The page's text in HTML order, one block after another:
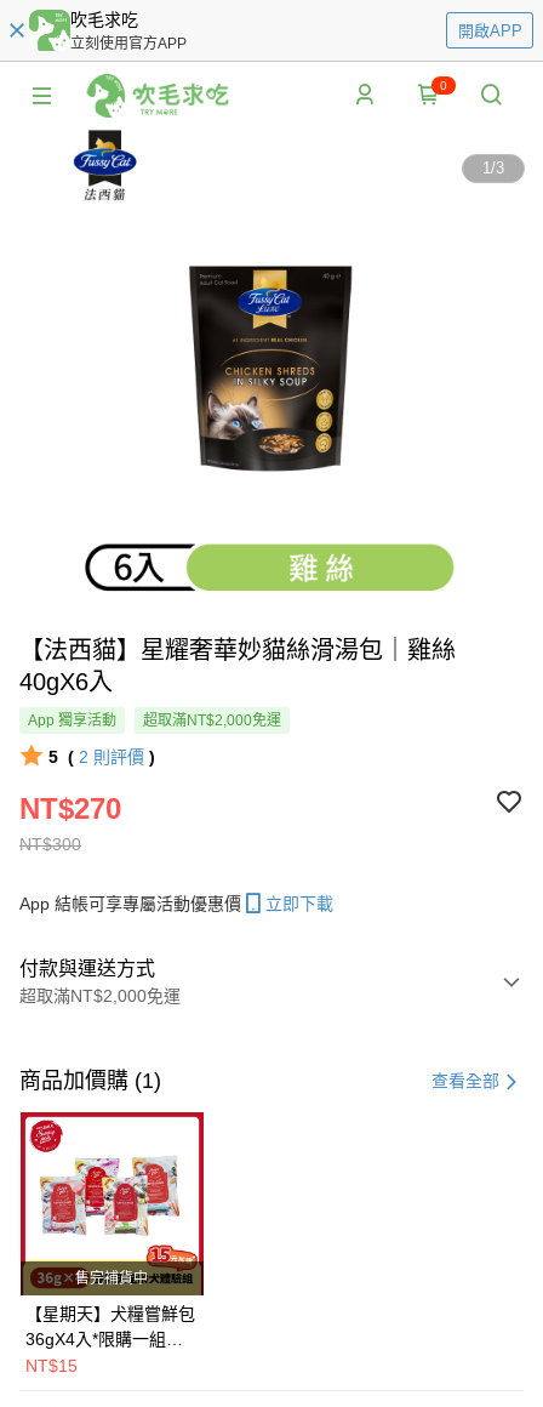
吹毛求吃
立刻使用官方APP
開啟APP
0
1/3
【法西貓】星耀奢華妙貓絲滑湯包｜雞絲
40gX6入
App 獨享活動 超取滿NT$2,000免運
5 ( 2 則評價 )
NT$300
NT$270
App 結帳可享專屬活動優惠價 立即下載
付款與運送方式
超取滿NT$2,000免運
信用卡一次付款
超商取貨付款
LINE Pay
Apple Pay
街口支付
悠遊付
Google Pay
商品加價購 (1) 查看全部
售完補貨中
【星期天】犬糧嘗鮮包
36gX4入*限購一組｜
鱈+鮭+牛+羊（效期
NT$15